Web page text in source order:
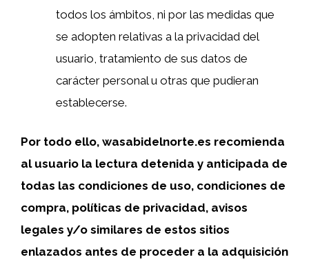
todos los ámbitos, ni por las medidas que
se adopten relativas a la privacidad del
usuario, tratamiento de sus datos de
carácter personal u otras que pudieran
establecerse.
Por todo ello, wasabidelnorte.es recomienda
al usuario la lectura detenida y anticipada de
todas las condiciones de uso, condiciones de
compra, políticas de privacidad, avisos
legales y/o similares de estos sitios
enlazados antes de proceder a la adquisición